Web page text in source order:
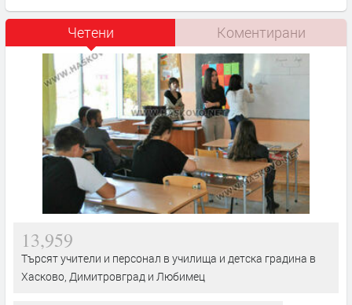
Четени Коментирани
13,959
Търсят учители и персонал в училища и детска градина в
Хасково, Димитровград и Любимец